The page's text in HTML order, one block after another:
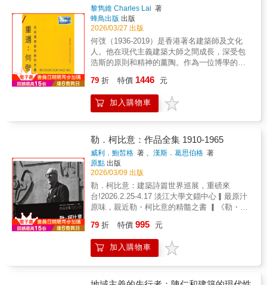
於環境教育的溫柔邀請——讓永續建築不止於
倡議，而是一場從實作出發、共同尋找未來的
過程。
築哲學，以更輕柔的方式與自然共存，構築出
全新的建築語言。七十二篇散文及影像，傳達
隈研吾對二十世紀僵硬、沉重建築形式的再思
索，並提出更隨性、易拆解的建築主張。．齊
聲推薦．何承育｜勤美璞真文化藝術基金會執
行長李清志｜都市偵探、建築學者徐明松｜銘
傳大學建築系專任助理教授、建築史學者、策
展人龔書章｜陽明交通大學建築研究所教授、
術、哲學、科學等領域，將「點、線、面」淬
鍊為共存與流動的新工具，以敏銳而前沿的眼
光解讀思索，發起一場輕盈建築的演繹。在康
者網絡理論等中尋索，試圖重建人、物、空間
的新連繫。並透過擬態自然現象、汲取古典及
傳統建築的構築智慧，與柯比意、密斯等建築
名家對話，激盪出隈研吾獨特建築觀的基石
——「點、線、面」，藉此以更輕柔的姿態與
自然共存，構築出全新的建築語言。全書收錄
七十二篇散文及匯集影像資料，傳達隈研吾對
出更隨性、易拆解的建築主張。以簡潔的敘事
風格呈現，散文般的短篇充滿趣味與啟發，帶
來對建築哲學的全新啟示。
黎雋維 Charles Lai 著
蜂鳥出版 出版
2026/03/27 出版
何弢（1936-2019）是香港著名建築師及文化
人。他在現代主義建築大師之間成長，深受包
浩斯的原則和精神的薰陶。作為一位博學的通
設計、平面設計、繪畫、雕塑，乃至東西方哲
學與宇宙科學等多元文化藝術範疇。建築歷史
學者黎雋維蒐集大量何弢未經發表的設計手
織的跌宕人生，並記錄低香港文化歷史與建築
設計的重要一頁。畢業於哈佛大學設計研究生
學院的何弢，師從Walter Gropius和Joseph
Sert等現代主義大師。他的建築訓練深受包浩
斯思想影響，創作橫跨城市規劃、建築、平面
設計、繪畫、雕塑乃至哲學與科學。他以「亂
中尋序」為核心理念，將香港的混雜性與市井
文化轉化為設計語言。他是香港藝術中心的建
築師、特區區徽設計者之一，更是改革開放後
1964年自美國回港，到2002年不幸中風，橫跨
共五十年。他眾多的作品—包括設計、思想理
論和藝術創作—中的實驗與實踐，至今仍然深
刻地影響着香港的城市及文化。這本書希望透
79 折 特價 1446 元
加入購物車
勒．柯比意：作品全集 1910-1965
威利．鮑皙格 著 、漢斯．葛思伯格 著
原點 出版
2026/03/09 出版
勒．柯比意：建築詩篇世界巡展，重磅來
台!2026.2.25-4.17 淡江大學文錙中心▎最原汁
原味，親近勒・柯比意的精髓之書 ▎《勒・柯
更是「教程典籍」;甚至也是「側寫傳記」或
「成長日記」……字裡行間無時不刻散發勒・
柯比意的氣息、透露他的存在，感受到他的自
德●｜設計｜個性｜挫折｜才華｜理念｜最精華
79 折 特價 995 元
加入購物車